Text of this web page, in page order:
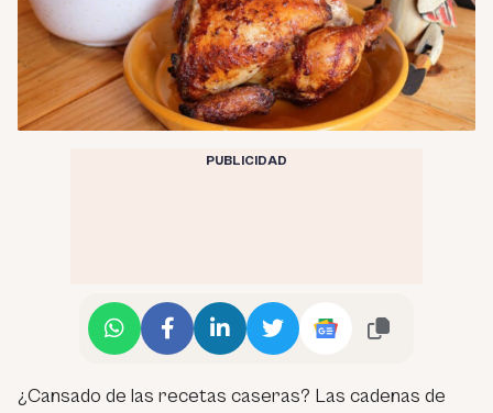
PUBLICIDAD
¿Cansado de las recetas caseras? Las cadenas de